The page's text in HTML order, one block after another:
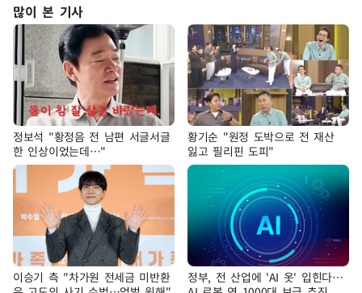
많이 본 기사
정보석 "황정음 전 남편 서글서글
한 인상이었는데…"
황기순 "원정 도박으로 전 재산
잃고 필리핀 도피"
이승기 측 "차가원 전세금 미반환
정부, 전 산업에 'AI 옷' 입힌다…